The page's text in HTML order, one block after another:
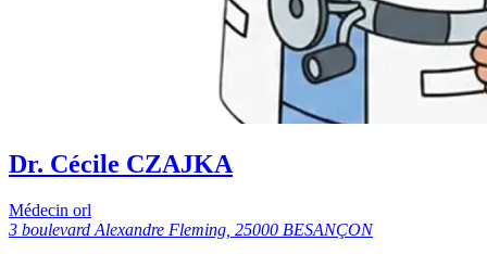
Dr. Cécile CZAJKA
Médecin orl
3 boulevard Alexandre Fleming, 25000 BESANÇON